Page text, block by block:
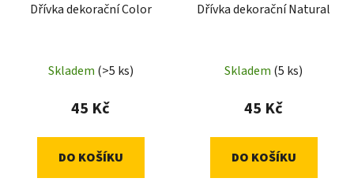
Dřívka dekorační Color
Skladem (>5 ks)
45 Kč
DO KOŠÍKU
Dřívka dekorační Natural
Skladem (5 ks)
45 Kč
DO KOŠÍKU